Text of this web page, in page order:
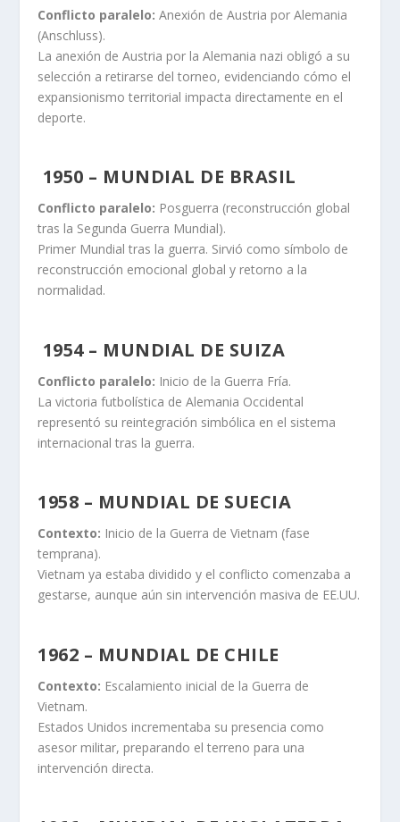
Conflicto paralelo: Anexión de Austria por Alemania
(Anschluss).
La anexión de Austria por la Alemania nazi obligó a su
selección a retirarse del torneo, evidenciando cómo el
expansionismo territorial impacta directamente en el
deporte.
1950 – MUNDIAL DE BRASIL
Conflicto paralelo: Posguerra (reconstrucción global
tras la Segunda Guerra Mundial).
Primer Mundial tras la guerra. Sirvió como símbolo de
reconstrucción emocional global y retorno a la
normalidad.
1954 – MUNDIAL DE SUIZA
Conflicto paralelo: Inicio de la Guerra Fría.
La victoria futbolística de Alemania Occidental
representó su reintegración simbólica en el sistema
internacional tras la guerra.
1958 – MUNDIAL DE SUECIA
Contexto: Inicio de la Guerra de Vietnam (fase
temprana).
Vietnam ya estaba dividido y el conflicto comenzaba a
gestarse, aunque aún sin intervención masiva de EE.UU.
1962 – MUNDIAL DE CHILE
Contexto: Escalamiento inicial de la Guerra de
Vietnam.
Estados Unidos incrementaba su presencia como
asesor militar, preparando el terreno para una
intervención directa.